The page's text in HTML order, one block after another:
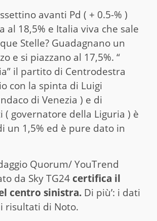
avanti Pd ( + 0.5-% )
al 18,5% e Italia viva che sale
Stelle? Guadagnano un
e si piazzano al 17,5%. “
il partito di Centrodestra
con la spinta di Luigi
di Venezia ) e di
( governatore della Liguria ) è
un 1,5% ed è pure dato in
Quorum/ YouTrend
da Sky TG24 certifica il
centro sinistra. Di più’: i dati
risultati di Noto.